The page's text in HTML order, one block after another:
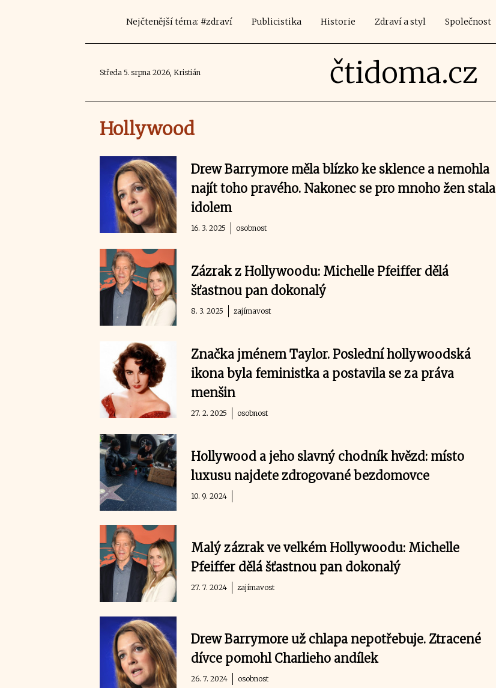
Nejčtenější téma: #zdraví Publicistika Historie Zdraví a styl Společnost
Středa 5. srpna 2026, Kristián čtidoma.cz
Hollywood
Drew Barrymore měla blízko ke sklence a nemohla
najít toho pravého. Nakonec se pro mnoho žen stala
idolem
16. 3. 2025 osobnost
Zázrak z Hollywoodu: Michelle Pfeiffer dělá
šťastnou pan dokonalý
8. 3. 2025 zajímavost
Značka jménem Taylor. Poslední hollywoodská
ikona byla feministka a postavila se za práva
menšin
27. 2. 2025 osobnost
Hollywood a jeho slavný chodník hvězd: místo
luxusu najdete zdrogované bezdomovce
10. 9. 2024
Malý zázrak ve velkém Hollywoodu: Michelle
Pfeiffer dělá šťastnou pan dokonalý
27. 7. 2024 zajímavost
Drew Barrymore už chlapa nepotřebuje. Ztracené
dívce pomohl Charlieho andílek
26. 7. 2024 osobnost